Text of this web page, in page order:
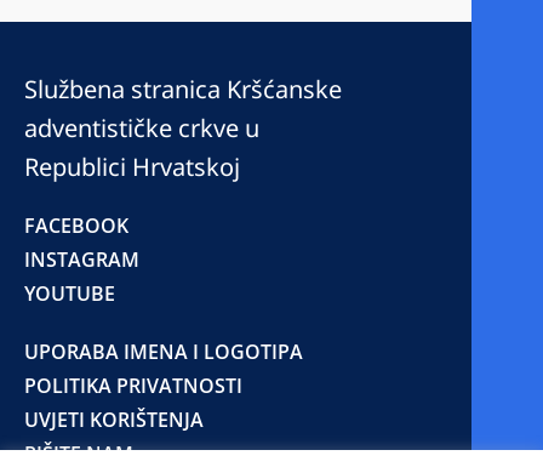
Službena stranica Kršćanske
adventističke crkve u
Republici Hrvatskoj
FACEBOOK
INSTAGRAM
YOUTUBE
UPORABA IMENA I LOGOTIPA
POLITIKA PRIVATNOSTI
UVJETI KORIŠTENJA
PIŠITE NAM